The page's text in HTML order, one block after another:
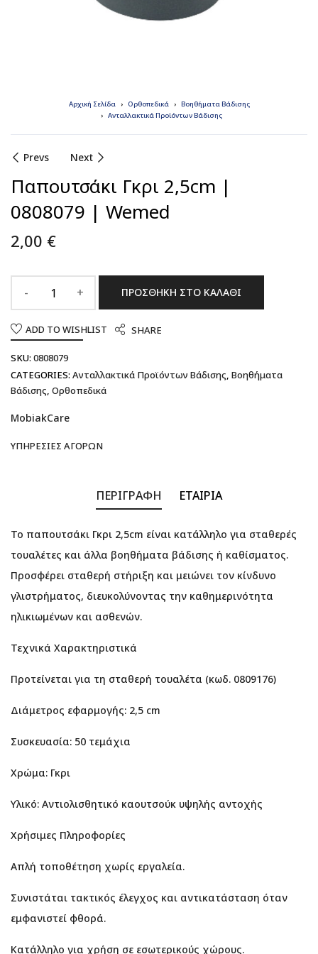
Αρχική Σελίδα Ορθοπεδικά
Βοηθήματα Βάδισης
Ανταλλακτικά Προϊόντων Βάδισης
Prevs Next
Παπουτσάκι Γκρι 2,5cm |
0808079 | Wemed
2,00 €
ΠΡΟΣΘΉΚΗ ΣΤΟ ΚΑΛΆΘΙ
ADD TO WISHLIST SHARE
SKU: 0808079
CATEGORIES: Ανταλλακτικά Προϊόντων Βάδισης, Βοηθήματα
Βάδισης, Ορθοπεδικά
MobiakCare
ΥΠΗΡΕΣΊΕΣ ΑΓΟΡΏΝ
ΠΕΡΙΓΡΑΦΉ ΕΤΑΙΡΊΑ
Το παπουτσάκι Γκρι 2,5cm είναι κατάλληλο για σταθερές
τουαλέτες και άλλα βοηθήματα βάδισης ή καθίσματος.
Προσφέρει σταθερή στήριξη και μειώνει τον κίνδυνο
γλιστρήματος, διευκολύνοντας την καθημερινότητα
ηλικιωμένων και ασθενών.
Τεχνικά Χαρακτηριστικά
Προτείνεται για τη σταθερή τουαλέτα (κωδ. 0809176)
Διάμετρος εφαρμογής: 2,5 cm
Συσκευασία: 50 τεμάχια
Χρώμα: Γκρι
Υλικό: Αντιολισθητικό καουτσούκ υψηλής αντοχής
Χρήσιμες Πληροφορίες
Απλή τοποθέτηση χωρίς εργαλεία.
Συνιστάται τακτικός έλεγχος και αντικατάσταση όταν
εμφανιστεί φθορά.
Κατάλληλο για χρήση σε εσωτερικούς χώρους.